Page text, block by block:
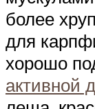
более
для
хорошо
активной